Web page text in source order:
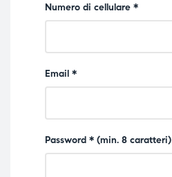
Numero di cellulare *
Email *
Password * (min. 8 caratteri)